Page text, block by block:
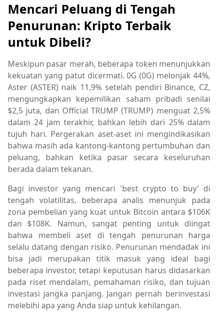
Mencari Peluang di Tengah
Penurunan: Kripto Terbaik
untuk Dibeli?
Meskipun pasar merah, beberapa token menunjukkan
kekuatan yang patut dicermati. 0G (0G) melonjak 44%,
Aster (ASTER) naik 11,9% setelah pendiri Binance, CZ,
mengungkapkan kepemilikan saham pribadi senilai
$2,5 juta, dan Official TRUMP (TRUMP) menguat 2,5%
dalam 24 jam terakhir, bahkan lebih dari 25% dalam
tujuh hari. Pergerakan aset-aset ini mengindikasikan
bahwa masih ada kantong-kantong pertumbuhan dan
peluang, bahkan ketika pasar secara keseluruhan
berada dalam tekanan.
Bagi investor yang mencari 'best crypto to buy' di
tengah volatilitas, beberapa analis menunjuk pada
zona pembelian yang kuat untuk Bitcoin antara $106K
dan $108K. Namun, sangat penting untuk diingat
bahwa membeli aset di tengah penurunan harga
selalu datang dengan risiko. Penurunan mendadak ini
bisa jadi merupakan titik masuk yang ideal bagi
beberapa investor, tetapi keputusan harus didasarkan
pada riset mendalam, pemahaman risiko, dan tujuan
investasi jangka panjang. Jangan pernah berinvestasi
melebihi apa yang Anda siap untuk kehilangan.